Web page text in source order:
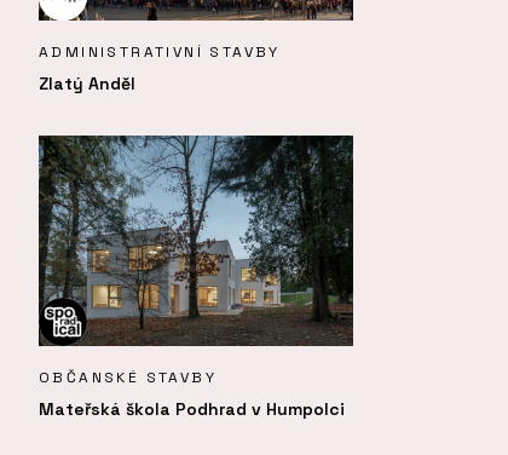
ADMINISTRATIVNÍ STAVBY
Zlatý Anděl
OBČANSKÉ STAVBY
Mateřská škola Podhrad v Humpolci